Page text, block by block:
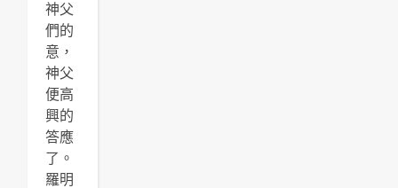
神父
們的
意，
神父
便高
興的
答應
了。
羅明